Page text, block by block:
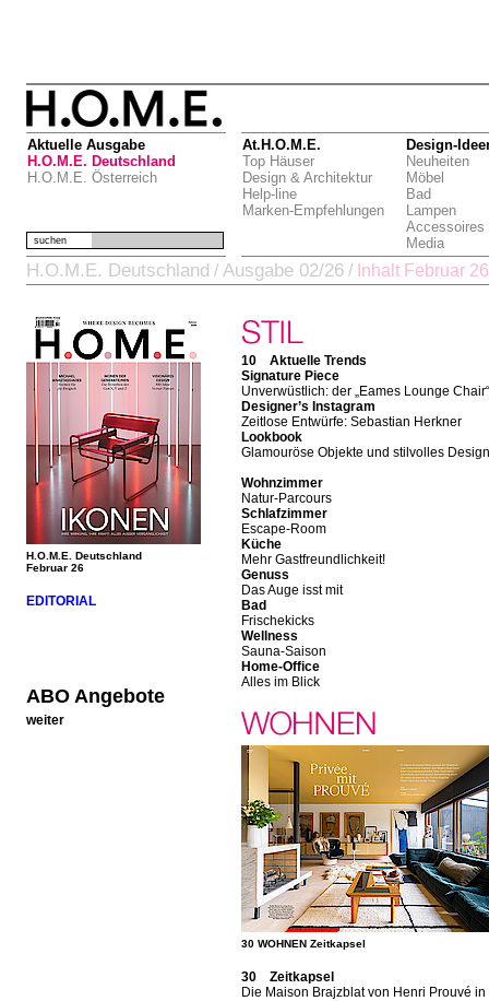
Aktuelle Ausgabe
H.O.M.E. Deutschland
H.O.M.E. Österreich
At.H.O.M.E.
Top Häuser
Design & Architektur
Help-line
Marken-Empfehlungen
Design-
Neuheiten
Möbel
Bad
Lampen
Accessoires
Media
suchen
H.O.M.E. Deutschland / Ausgabe 02/26 / Inhalt Februar 26
H.O.M.E. Deutschland
Februar 26
EDITORIAL
ABO Angebote
weiter
10 Aktuelle Trends
Signature Piece
Unverwüstlich: der „Eames Lounge
Designer’s Instagram
Zeitlose Entwürfe: Sebastian Herkner
Lookbook
Glamouröse Objekte und stilvolles Design
Wohnzimmer
Natur-Parcours
Schlafzimmer
Escape-Room
Küche
Mehr Gastfreundlichkeit!
Genuss
Das Auge isst mit
Bad
Frischekicks
Wellness
Sauna-Saison
Home-Office
Alles im Blick
30 WOHNEN Zeitkapsel
30 Zeitkapsel
Die Maison Brajzblat von Henri Prouvé in